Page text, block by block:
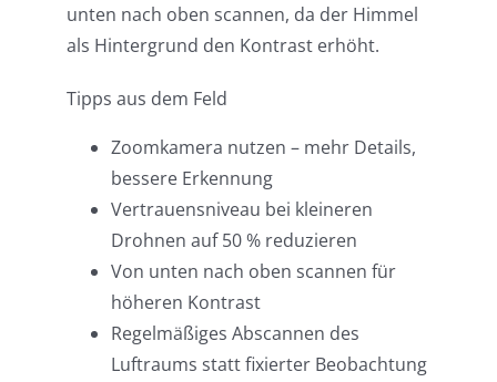
unten nach oben scannen, da der Himmel
als Hintergrund den Kontrast erhöht.
Tipps aus dem Feld
Zoomkamera nutzen – mehr Details,
bessere Erkennung
Vertrauensniveau bei kleineren
Drohnen auf 50 % reduzieren
Von unten nach oben scannen für
höheren Kontrast
Regelmäßiges Abscannen des
Luftraums statt fixierter Beobachtung